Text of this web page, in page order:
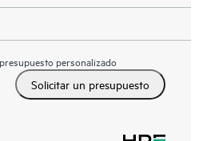
personalizado
Solicitar un presupuesto